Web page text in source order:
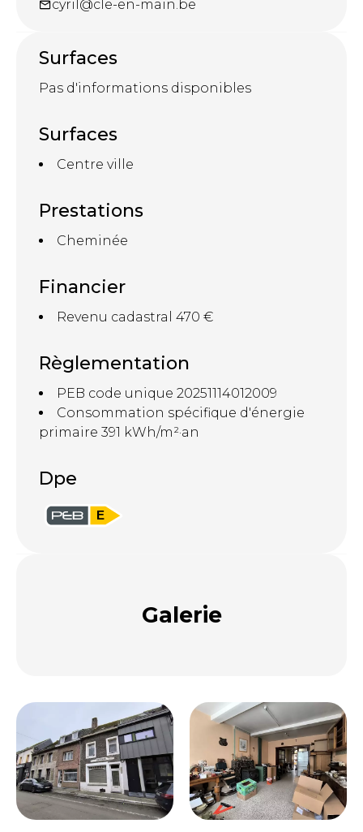
cyril@cle-en-main.be
Surfaces
Pas d'informations disponibles
Surfaces
Centre ville
Prestations
Cheminée
Financier
Revenu cadastral 470 €
Règlementation
PEB code unique 20251114012009
Consommation spécifique d'énergie
primaire 391 kWh/m²·an
Dpe
E
Galerie